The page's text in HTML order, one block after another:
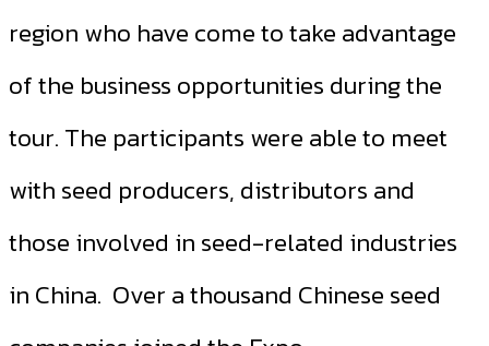
region who have come to take advantage
of the business opportunities during the
tour. The participants were able to meet
with seed producers, distributors and
those involved in seed-related industries
in China. Over a thousand Chinese seed